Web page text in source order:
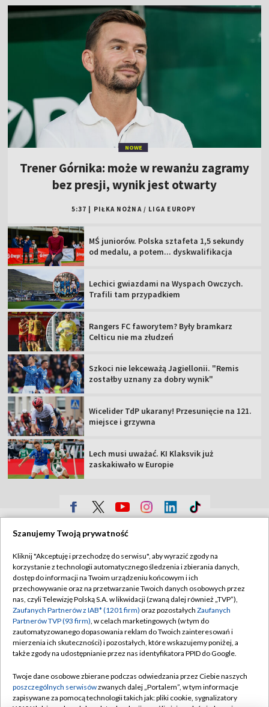
NOWE
Trener Górnika: może w rewanżu zagramy
bez presji, wynik jest otwarty
5:37 PIŁKA NOŻNA / LIGA EUROPY
MŚ juniorów. Polska sztafeta 1,5 sekundy
od medalu, a potem... dyskwalifikacja
Lechici gwiazdami na Wyspach Owczych.
Trafili tam przypadkiem
Rangers FC faworytem? Były bramkarz
Celticu nie ma złudzeń
Szkoci nie lekceważą Jagiellonii. "Remis
zostałby uznany za dobry wynik"
Wicelider TdP ukarany! Przesunięcie na 121.
miejsce i grzywna
Lech musi uważać. KI Klaksvik już
zaskakiwało w Europie
Sklep TVP
Biuro Reklamy
Oferta Handlowa
Telegazeta ogłoszenia
Emisja w TVP
Ogłoszenia przetargowe
Akademia Telewizyjna
Polityka prywatności
Moje zgody
Biuro reklamy
Kontakt
©2026 Telewizja Polska Spółka Akcyjna w likwidacji
Szanujemy Twoją prywatność
Kliknij "Akceptuję i przechodzę do serwisu", aby wyrazić zgody na
korzystanie z technologii automatycznego śledzenia i zbierania danych,
dostęp do informacji na Twoim urządzeniu końcowym i ich
przechowywanie oraz na przetwarzanie Twoich danych osobowych przez
nas, czyli Telewizję Polską S.A. w likwidacji (zwaną dalej również „TVP”),
Zaufanych Partnerów z IAB* (1201 firm) oraz pozostałych Zaufanych
Partnerów TVP (93 firm), w celach marketingowych (w tym do
zautomatyzowanego dopasowania reklam do Twoich zainteresowań i
mierzenia ich skuteczności) i pozostałych, które wskazujemy poniżej, a
także zgody na udostępnianie przez nas identyfikatora PPID do Google.
Twoje dane osobowe zbierane podczas odwiedzania przez Ciebie naszych
poszczególnych serwisówzwanych dalej „Portalem”, w tym informacje
zapisywane za pomocą technologii takich jak: pliki cookie, sygnalizatory